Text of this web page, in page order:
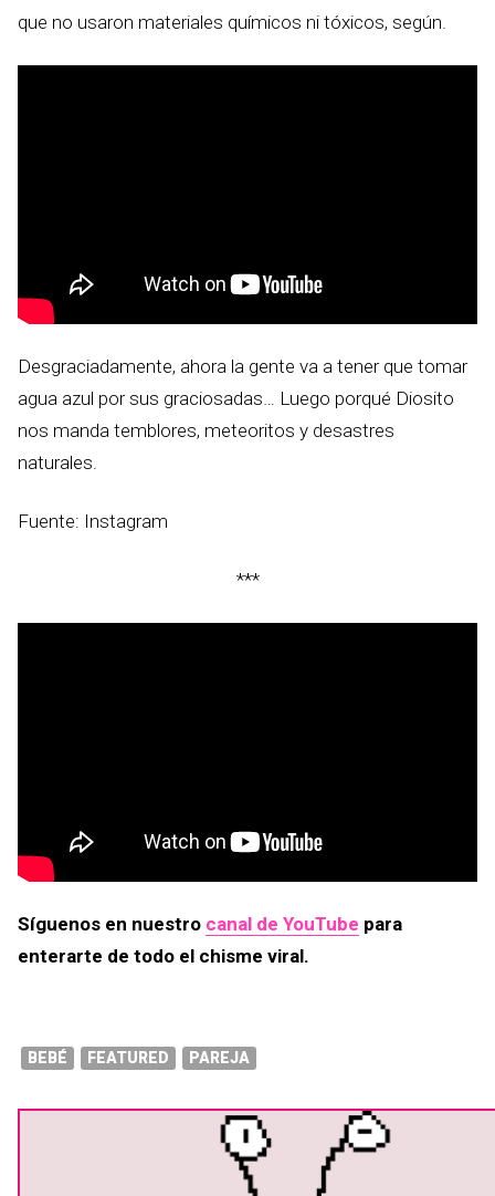
que no usaron materiales químicos ni tóxicos, según.
Desgraciadamente, ahora la gente va a tener que tomar
agua azul por sus graciosadas… Luego porqué Diosito
nos manda temblores, meteoritos y desastres
naturales.
Fuente: Instagram
***
Síguenos en nuestro canal de YouTube para
enterarte de todo el chisme viral.
BEBÉ FEATURED PAREJA